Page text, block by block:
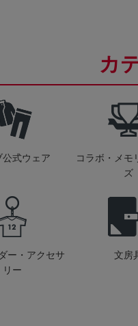
カ
公式ウェア
コラボ・メモ
ズ
ー・アクセサ
リー
文房